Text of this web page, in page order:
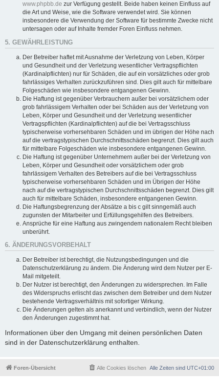
www.phpbb.de zur Verfügung gestellt. Beide haben keinen Einfluss auf
die Art und Weise, wie die Software verwendet wird. Sie können
insbesondere die Verwendung der Software für bestimmte Zwecke nicht
untersagen oder auf Inhalte fremder Foren Einfluss nehmen.
5. GEWÄHRLEISTUNG
Der Betreiber haftet mit Ausnahme der Verletzung von Leben, Körper
und Gesundheit und der Verletzung wesentlicher Vertragspflichten
(Kardinalpflichten) nur für Schäden, die auf ein vorsätzliches oder grob
fahrlässiges Verhalten zurückzuführen sind. Dies gilt auch für mittelbare
Folgeschäden wie insbesondere entgangenen Gewinn.
Die Haftung ist gegenüber Verbrauchern außer bei vorsätzlichem oder
grob fahrlässigem Verhalten oder bei Schäden aus der Verletzung von
Leben, Körper und Gesundheit und der Verletzung wesentlicher
Vertragspflichten (Kardinalpflichten) auf die bei Vertragsschluss
typischerweise vorhersehbaren Schäden und im übrigen der Höhe nach
auf die vertragstypischen Durchschnittsschäden begrenzt. Dies gilt auch
für mittelbare Folgeschäden wie insbesondere entgangenen Gewinn.
Die Haftung ist gegenüber Unternehmern außer bei der Verletzung von
Leben, Körper und Gesundheit oder vorsätzlichem oder grob
fahrlässigem Verhalten des Betreibers auf die bei Vertragsschluss
typischerweise vorhersehbaren Schäden und im Übrigen der Höhe
nach auf die vertragstypischen Durchschnittsschäden begrenzt. Dies gilt
auch für mittelbare Schäden, insbesondere entgangenen Gewinn.
Die Haftungsbegrenzung der Absätze a bis c gilt sinngemäß auch
zugunsten der Mitarbeiter und Erfüllungsgehilfen des Betreibers.
Ansprüche für eine Haftung aus zwingendem nationalem Recht bleiben
unberührt.
6. ÄNDERUNGSVORBEHALT
Der Betreiber ist berechtigt, die Nutzungsbedingungen und die
Datenschutzerklärung zu ändern. Die Änderung wird dem Nutzer per E-
Mail mitgeteilt.
Der Nutzer ist berechtigt, den Änderungen zu widersprechen. Im Falle
des Widerspruchs erlischt das zwischen dem Betreiber und dem Nutzer
bestehende Vertragsverhältnis mit sofortiger Wirkung.
Die Änderungen gelten als anerkannt und verbindlich, wenn der Nutzer
den Änderungen zugestimmt hat.
Informationen über den Umgang mit deinen persönlichen Daten
sind in der Datenschutzerklärung enthalten.
Foren-Übersicht Alle Zeiten sind UTC+01:00
Alle Cookies löschen